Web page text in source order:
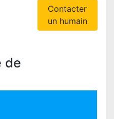
de
Contacter
un humain